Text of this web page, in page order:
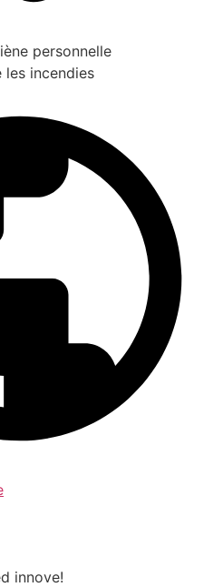
personnelle
incendies
innove!